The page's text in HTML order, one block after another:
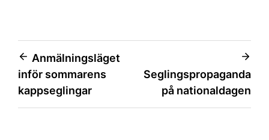
Inläggsnavigering
Anmälningsläget
inför sommarens
kappseglingar
Seglingspropaganda
på nationaldagen